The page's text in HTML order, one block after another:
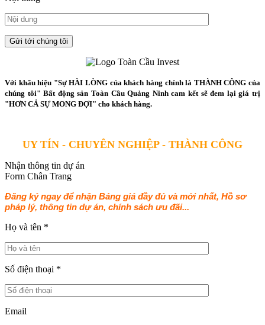
Với khẩu hiệu "Sự HÀI LÒNG của khách hàng chính là THÀNH CÔNG của
chúng tôi" Bất động sản Toàn Cầu Quảng Ninh cam kết sẽ đem lại giá trị
"HƠN CẢ SỰ MONG ĐỢI" cho khách hàng.
UY TÍN - CHUYÊN NGHIỆP - THÀNH CÔNG
Nhận thông tin dự án
Form Chân Trang
Đăng ký ngay để nhận Bảng giá đầy đủ và mới nhất, Hồ sơ
pháp lý, thông tin dự án, chính sách ưu đãi...
Họ và tên *
Số điện thoại *
Email